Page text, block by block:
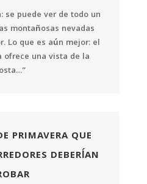
se puede ver de todo un
montañosas nevadas
Lo que es aún mejor: el
ofrece una vista de la
PRIMAVERA QUE
DEBERÍAN